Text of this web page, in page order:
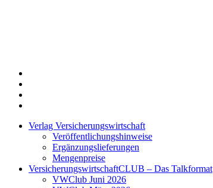
Verlag Versicherungswirtschaft
Veröffentlichungshinweise
Ergänzungslieferungen
Mengenpreise
VersicherungswirtschaftCLUB – Das Talkformat
VWClub Juni 2026